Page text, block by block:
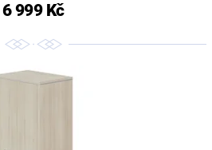
6 999 Kč